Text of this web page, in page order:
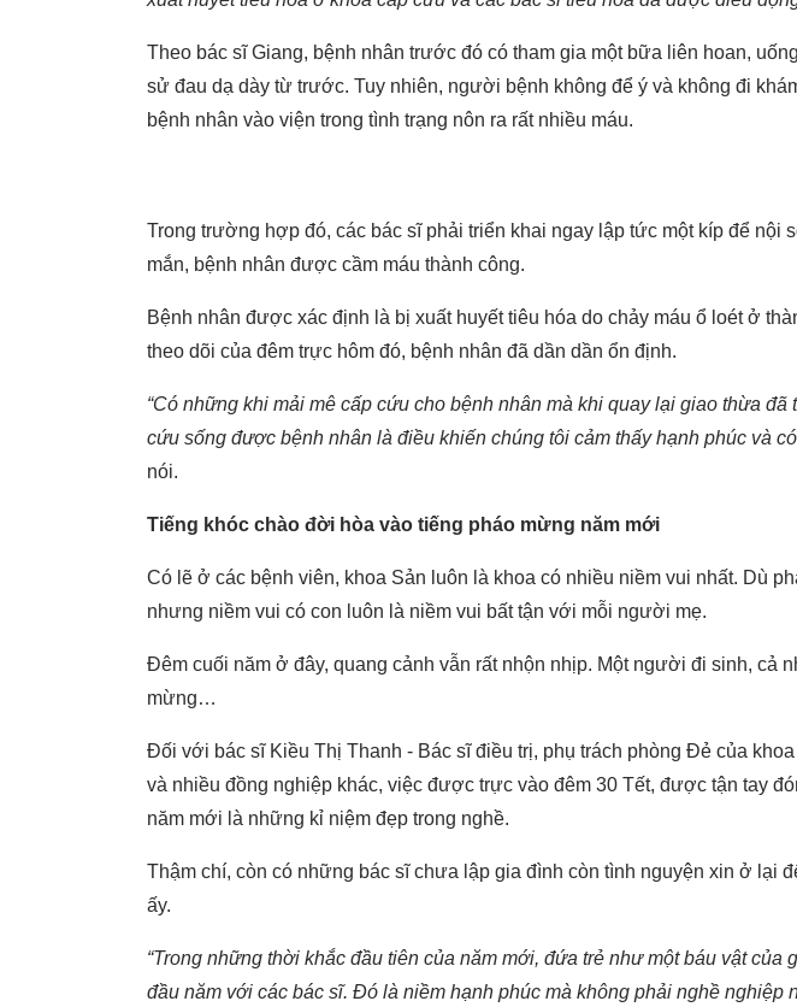
Theo bác sĩ Giang, bệnh nhân trước đó có tham gia một bữa liên hoan,
sử đau dạ dày từ trước. Tuy nhiên, người bệnh không để ý và không đi
bệnh nhân vào viện trong tình trạng nôn ra rất nhiều máu.
Trong trường hợp đó, các bác sĩ phải triển khai ngay lập tức một kíp để nội
mắn, bệnh nhân được cầm máu thành công.
Bệnh nhân được xác định là bị xuất huyết tiêu hóa do chảy máu ổ loét ở
theo dõi của đêm trực hôm đó, bệnh nhân đã dần dần ổn định.
“Có những khi mải mê cấp cứu cho bệnh nhân mà khi quay lại giao thừa
cứu sống được bệnh nhân là điều khiến chúng tôi cảm thấy hạnh phúc và
nói.
Tiếng khóc chào đời hòa vào tiếng pháo mừng năm mới
Có lẽ ở các bệnh viên, khoa Sản luôn là khoa có nhiều niềm vui nhất. Dù
nhưng niềm vui có con luôn là niềm vui bất tận với mỗi người mẹ.
Đêm cuối năm ở đây, quang cảnh vẫn rất nhộn nhịp. Một người đi sinh, cả
mừng…
Đối với bác sĩ Kiều Thị Thanh - Bác sĩ điều trị, phụ trách phòng Đẻ của
và nhiều đồng nghiệp khác, việc được trực vào đêm 30 Tết, được tận tay
năm mới là những kỉ niệm đẹp trong nghề.
Thậm chí, còn có những bác sĩ chưa lập gia đình còn tình nguyện xin ở lại
ấy.
“Trong những thời khắc đầu tiên của năm mới, đứa trẻ như một báu vật của
đầu năm với các bác sĩ. Đó là niềm hạnh phúc mà không phải nghề nghiệp